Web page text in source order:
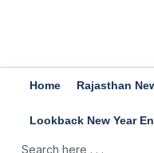
Home Rajasthan
Lookback New Year